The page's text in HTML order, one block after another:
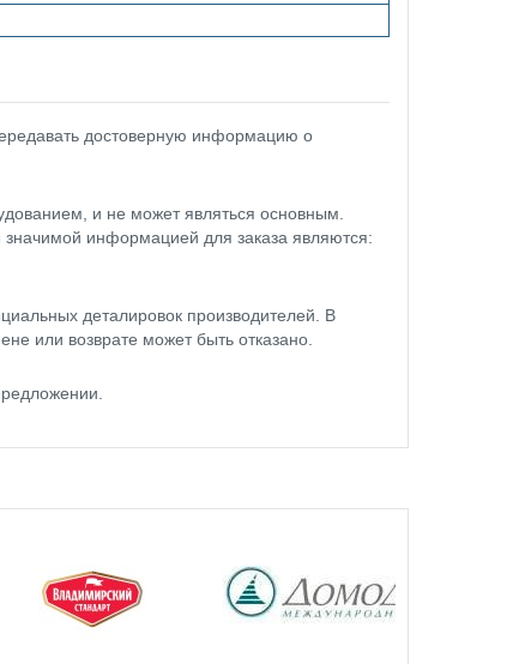
достоверную информацию о
и не может являться основным.
значимой информацией для заказа являются:
деталировок производителей. В
или возврате может быть отказано.